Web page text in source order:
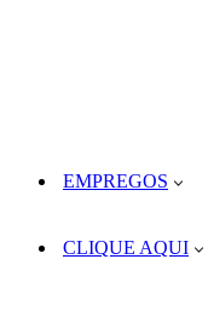
EMPREGOS
CLIQUE AQUI